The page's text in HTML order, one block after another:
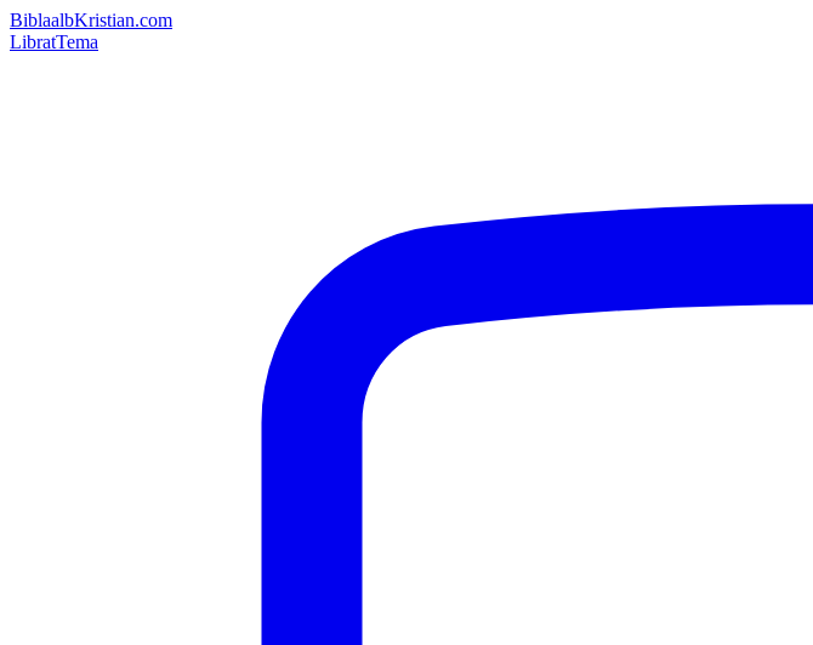
BiblaalbKristian.com
LibratTema